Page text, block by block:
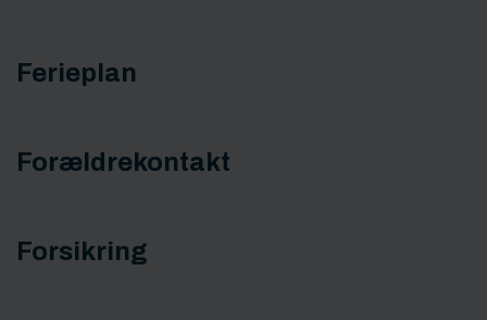
Ferieplan
Forældrekontakt
Forsikring